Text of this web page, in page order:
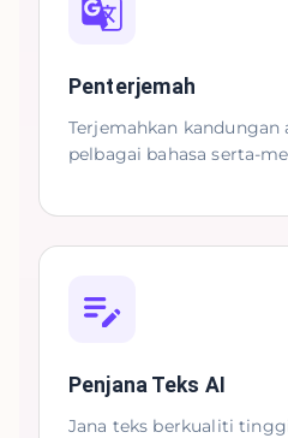
Penterjemah
Terjemahkan kandungan
pelbagai bahasa serta-
Penjana Teks AI
Jana teks berkualiti